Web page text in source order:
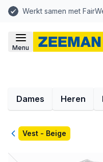
Werkt samen met
Menu
Dames Heren
TerugVest - Beige